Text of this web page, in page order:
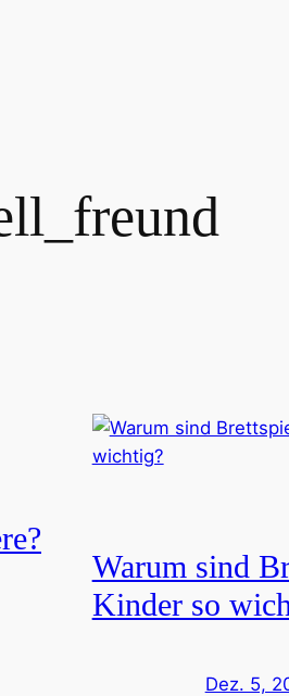
Warum sind
Kinder so
Dez. 5,